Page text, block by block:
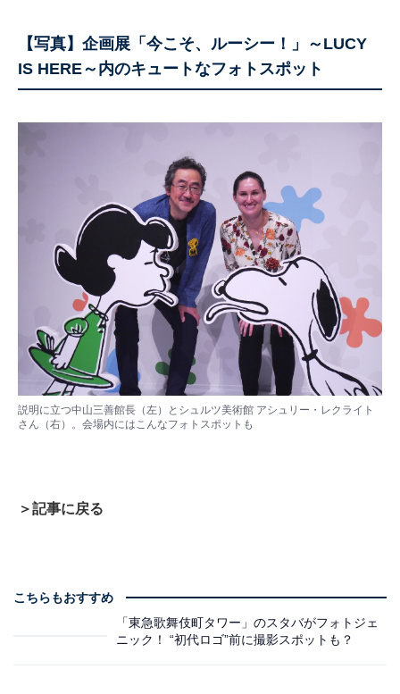
【写真】企画展「今こそ、ルーシー！」～LUCY
IS HERE～内のキュートなフォトスポット
説明に立つ中山三善館長（左）とシュルツ美術館 アシュリー・レクライト
さん（右）。会場内にはこんなフォトスポットも
＞記事に戻る
こちらもおすすめ
「東急歌舞伎町タワー」のスタバがフォトジェ
ニック！ “初代ロゴ”前に撮影スポットも？